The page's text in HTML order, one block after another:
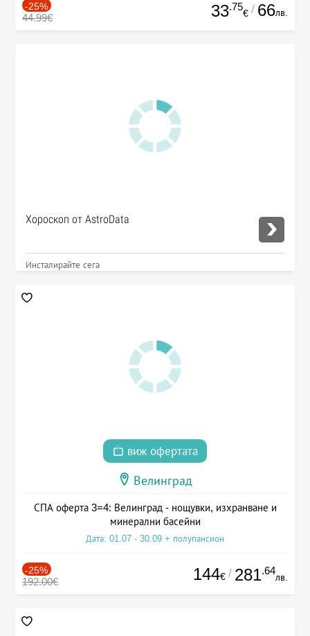
-25%
44.99€ 33.75
€ / 66лв.
Хороскоп от AstroData
Инсталирайте сега
виж офертата
Велинград
СПА оферта 3=4: Велинград - нощувки, изхранване и
минерални басейни
Дата: 01.07 - 30.09 + полупансион
-25%
192.00€ 144€ / 281.64
лв.